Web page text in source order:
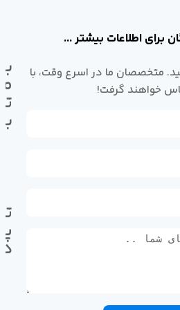
برای اطلاعات بیشتر ...
متخصصان ما در اسرع وقت، با
خواهند گرفت!
با